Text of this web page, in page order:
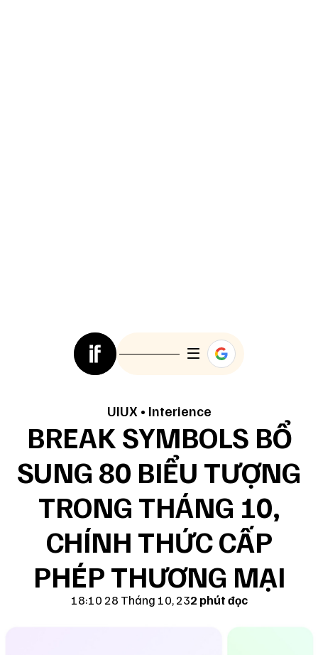
UIUX • Interience
BREAK SYMBOLS BỔ
SUNG 80 BIỂU TƯỢNG
TRONG THÁNG 10,
CHÍNH THỨC CẤP
PHÉP THƯƠNG MẠI
18:10 28 Tháng 10, 232 phút đọc